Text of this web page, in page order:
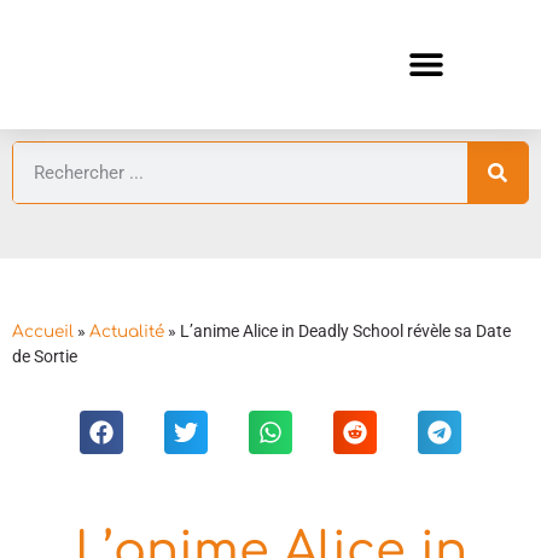
Accueil » Actualité » L’anime Alice in Deadly School révèle sa Date
de Sortie